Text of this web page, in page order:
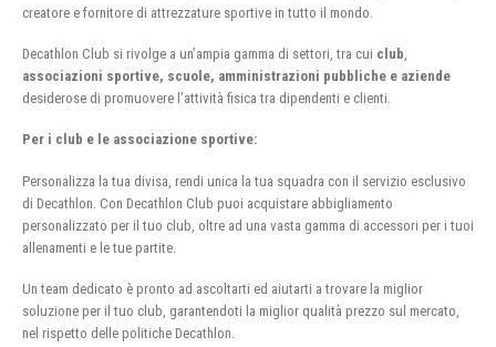
creatore e fornitore di attrezzature sportive in tutto il mondo.
Decathlon Club si rivolge a un’ampia gamma di settori, tra cui club
associazioni sportive, scuole, amministrazioni pubbliche e aziende
desiderose di promuovere l’attività fisica tra dipendenti e clienti.
Per i club e le associazione sportive:
Personalizza la tua divisa, rendi unica la tua squadra con il servizio esclusivo
di Decathlon. Con Decathlon Club puoi acquistare abbigliamento
personalizzato per il tuo club, oltre ad una vasta gamma di accessori per i tuoi
allenamenti e le tue partite.
Un team dedicato è pronto ad ascoltarti ed aiutarti a trovare la miglior
soluzione per il tuo club, garantendoti la miglior qualità prezzo sul mercato,
nel rispetto delle politiche Decathlon.